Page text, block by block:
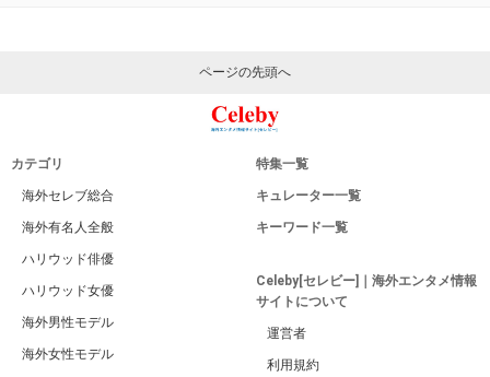
ページの先頭へ
カテゴリ
海外セレブ総合
海外有名人全般
ハリウッド俳優
ハリウッド女優
海外男性モデル
海外女性モデル
特集一覧
キュレーター一覧
キーワード一覧
Celeby[セレビー]｜海外エンタメ情報
サイトについて
運営者
利用規約